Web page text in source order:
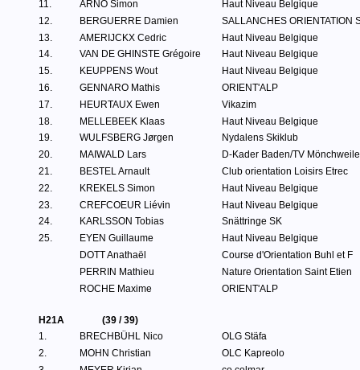
11.
ARNO Simon
Haut Niveau Belgique
12.
BERGUERRE Damien
SALLANCHES ORIENTATION
13.
AMERIJCKX Cedric
Haut Niveau Belgique
14.
VAN DE GHINSTE Grégoire
Haut Niveau Belgique
15.
KEUPPENS Wout
Haut Niveau Belgique
16.
GENNARO Mathis
ORIENT'ALP
17.
HEURTAUX Ewen
Vikazim
18.
MELLEBEEK Klaas
Haut Niveau Belgique
19.
WULFSBERG Jørgen
Nydalens Skiklub
20.
MAIWALD Lars
D-Kader Baden/TV
21.
BESTEL Arnault
Club orientation Loisirs Etrec
22.
KREKELS Simon
Haut Niveau Belgique
23.
CREFCOEUR Liévin
Haut Niveau Belgique
24.
KARLSSON Tobias
Snättringe SK
25.
EYEN Guillaume
Haut Niveau Belgique
DOTT Anathaël
Course d'Orientation Buhl et F
PERRIN Mathieu
Nature Orientation Saint Etien
ROCHE Maxime
ORIENT'ALP
H21A
(39 / 39)
1.
BRECHBÜHL Nico
OLG Stäfa
2.
MOHN Christian
OLC Kapreolo